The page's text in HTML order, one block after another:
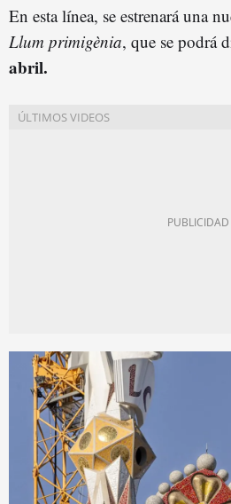
En esta línea, se estrenará una
Llum primigènia, que se podrá
abril.